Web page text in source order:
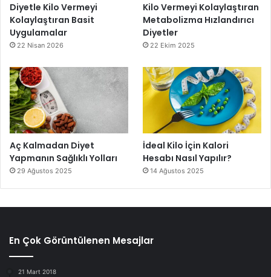
Diyetle Kilo Vermeyi
Kolaylaştıran Basit
Uygulamalar
22 Nisan 2026
Kilo Vermeyi Kolaylaştıran
Metabolizma Hızlandırıcı
Diyetler
22 Ekim 2025
Aç Kalmadan Diyet
Yapmanın Sağlıklı Yolları
29 Ağustos 2025
İdeal Kilo İçin Kalori
Hesabı Nasıl Yapılır?
14 Ağustos 2025
En Çok Görüntülenen Mesajlar
21 Mart 2018